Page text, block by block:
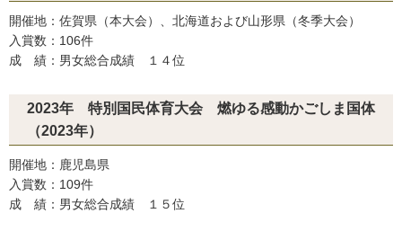
開催地：佐賀県（本大会）、北海道および山形県（冬季大会）
入賞数：106件
成 績：男女総合成績 １４位
2023年 特別国民体育大会 燃ゆる感動かごしま国体
（2023年）
開催地：鹿児島県
入賞数：109件
成 績：男女総合成績 １５位